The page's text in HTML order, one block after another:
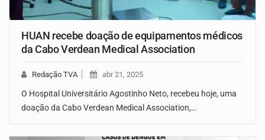
HUAN recebe doação de equipamentos médicos
da Cabo Verdean Medical Association
Redação TVA abr 21, 2025
O Hospital Universitário Agostinho Neto, recebeu hoje, uma
doação da Cabo Verdean Medical Association,…